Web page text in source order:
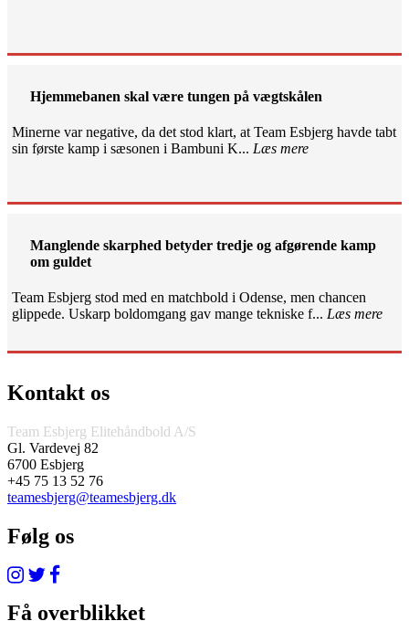
Hjemmebanen skal være tungen på vægtskålen
Minerne var negative, da det stod klart, at Team Esbjerg havde tabt
sin første kamp i sæsonen i Bambuni K... Læs mere
Manglende skarphed betyder tredje og afgørende kamp
om guldet
Team Esbjerg stod med en matchbold i Odense, men chancen
glippede. Uskarp boldomgang gav mange tekniske f... Læs mere
Kontakt os
Team Esbjerg Elitehåndbold A/S
Gl. Vardevej 82
6700 Esbjerg
+45 75 13 52 76
teamesbjerg@teamesbjerg.dk
Følg os
Få overblikket